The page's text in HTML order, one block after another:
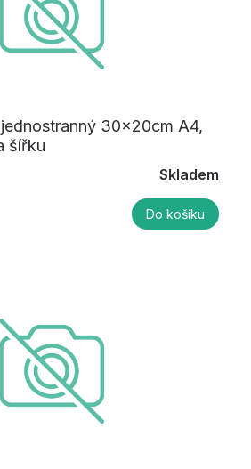
30x20cm A4,
šířku
Skladem
Do košíku